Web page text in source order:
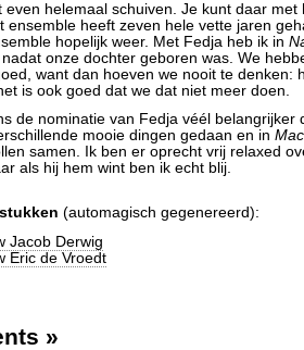
even helemaal schuiven. Je kunt daar met
ensemble heeft zeven hele vette jaren
hopelijk weer. Met Fedja heb ik in
onze dochter geboren was. We
want dan hoeven we nooit te denken:
is ook goed dat we dat niet meer doen.
de nominatie van Fedja véél belangrijker
mooie dingen gedaan en in
samen. Ik ben er oprecht vrij relaxed
als hij hem wint ben ik echt blij.
(automagisch gegenereerd):
Jacob Derwig
Eric de Vroedt
»